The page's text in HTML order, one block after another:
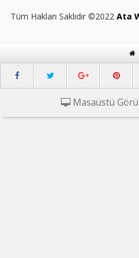
Tüm Hakları Saklıdır ©2022 Ata
Masaüstü